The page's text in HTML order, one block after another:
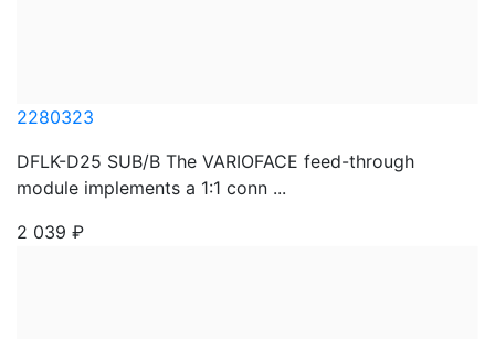
2280323
DFLK-D25 SUB/B The VARIOFACE feed-through
module implements a 1:1 conn ...
2 039 ₽